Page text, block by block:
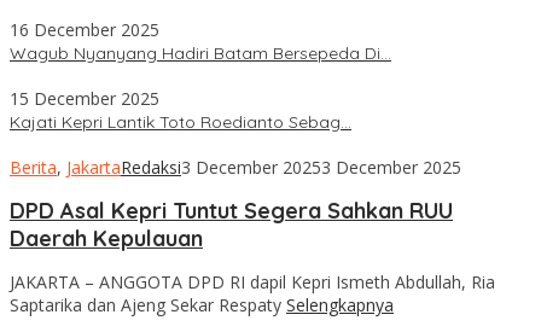
16 December 2025
Wagub Nyanyang Hadiri Batam Bersepeda Di…
15 December 2025
Kajati Kepri Lantik Toto Roedianto Sebag…
Berita, JakartaRedaksi3 December 20253 December 2025
DPD Asal Kepri Tuntut Segera Sahkan RUU
Daerah Kepulauan
JAKARTA – ANGGOTA DPD RI dapil Kepri Ismeth Abdullah, Ria
Saptarika dan Ajeng Sekar Respaty Selengkapnya